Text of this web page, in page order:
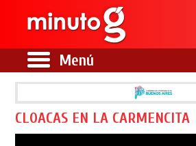
Menú
CLOACAS EN LA CARMENCITA